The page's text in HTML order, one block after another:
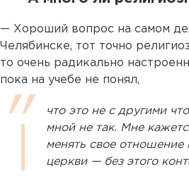
— Хороший вопрос на самом
Челябинске, тот точно
то очень радикально
пока на учебе не понял,
что это не с другими
мной не так. Мне
менять свое
церкви — без этого